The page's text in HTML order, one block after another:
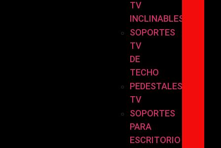
TV
INCLINABLES
SOPORTES
TV
DE
TECHO
PEDESTALES
TV
SOPORTES
PARA
ESCRITORIO